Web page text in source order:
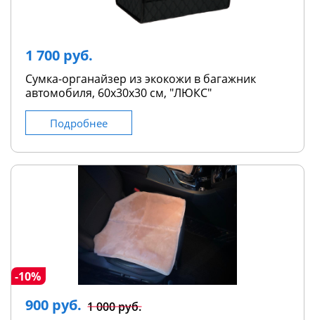
1 700 руб.
Сумка-органайзер из экокожи в багажник
автомобиля, 60х30х30 см, "ЛЮКС"
Подробнее
-10%
900 руб. 1 000 руб.